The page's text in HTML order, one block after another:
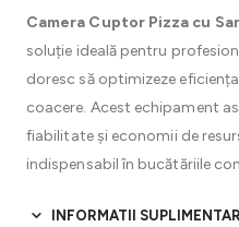
Camera Cuptor Pizza cu
soluție ideală pentru
doresc să optimizeze
coacere. Acest echipament
fiabilitate și economii de
indispensabil în bucătăriile
INFORMATII